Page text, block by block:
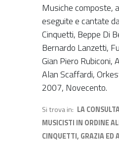
Musiche composte,
eseguite e cantate
Cinquetti, Beppe Di
Bernardo Lanzetti,
Gian Piero Rubiconi,
Alan Scaffardi,
2007, Novecento.
Si trova in LA
MUSICISTI IN ORDINE
CINQUETTI, GRAZIA ED